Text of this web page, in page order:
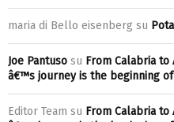
maria di Bello eisenberg su
Joe Pantuso su From Calabria to
â€™s journey is the beginning
Editor Team su From Calabria to